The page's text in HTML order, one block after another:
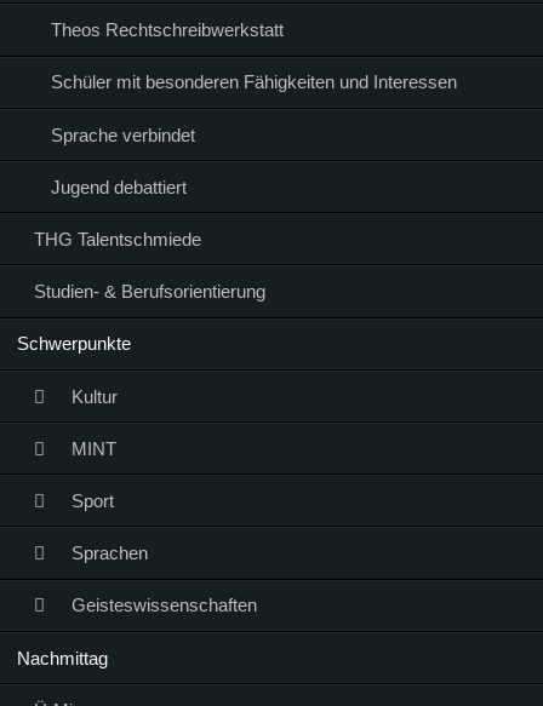
Theos Rechtschreibwerkstatt
Schüler mit besonderen Fähigkeiten und Interessen
Sprache verbindet
Jugend debattiert
THG Talentschmiede
Studien- & Berufsorientierung
Schwerpunkte
Kultur
MINT
Sport
Sprachen
Geisteswissenschaften
Nachmittag